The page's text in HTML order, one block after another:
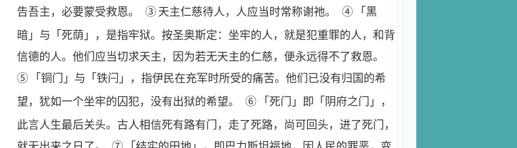
告吾主，必要蒙受救恩。
③天主仁慈待人，人应当时常称谢祂。 ④
「黑
暗」与「死荫」，是指牢狱。按圣奥斯定：坐牢的人，就是犯重罪的人，和背
信德的人。他们应当切求天主，因为若无天主的仁慈，便永远得不了救恩。
⑤
「铜门」与「铁闩」，指伊民在充军时所受的痛苦。他们已没有归国的希
望，犹如一个坐牢的囚犯，没有出狱的希望。
⑥
「死门」即「阴府之门」，
此言人生最后关头。古人相信死有路有门，走了死路，尚可回头，进了死门，